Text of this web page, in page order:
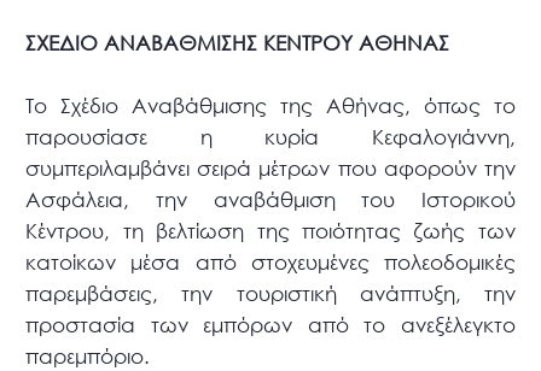
ΣΧΕΔΙΟ ΑΝΑΒΑΘΜΙΣΗΣ ΚΕΝΤΡΟΥ ΑΘΗΝΑΣ
Το Σχέδιο Αναβάθμισης της Αθήνας, όπως το
παρουσίασε η κυρία Κεφαλογιάννη,
συμπεριλαμβάνει σειρά μέτρων που αφορούν την
Ασφάλεια, την αναβάθμιση του Ιστορικού
Κέντρου, τη βελτίωση της ποιότητας ζωής των
κατοίκων μέσα από στοχευμένες πολεοδομικές
παρεμβάσεις, την τουριστική ανάπτυξη, την
προστασία των εμπόρων από το ανεξέλεγκτο
παρεμπόριο.